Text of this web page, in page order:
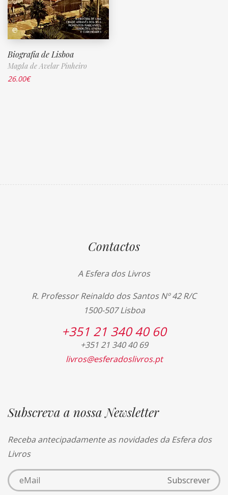
Biografia de Lisboa
Magda de Avelar Pinheiro
26.00€
Contactos
A Esfera dos Livros
R. Professor Reinaldo dos Santos Nº 42 R/C
1500-507 Lisboa
+351 21 340 40 60
+351 21 340 40 69
livros@esferadoslivros.pt
Subscreva a nossa Newsletter
Receba antecipadamente as novidades da Esfera dos
Livros